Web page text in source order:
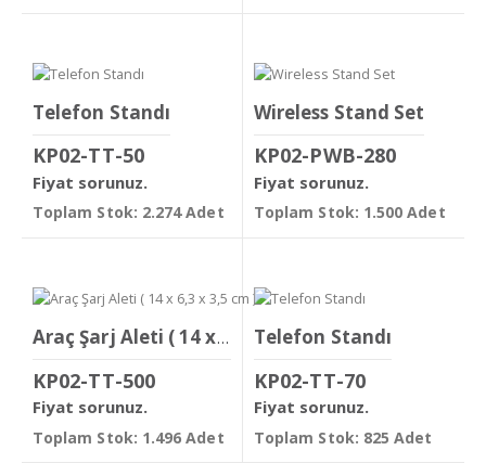
Telefon Standı
KP02-TT-50
Fiyat sorunuz.
Toplam Stok: 2.274 Adet
Wireless Stand Set
KP02-PWB-280
Fiyat sorunuz.
Toplam Stok: 1.500 Adet
Araç Şarj Aleti ( 14 x 6,3 x 3,5 cm )
KP02-TT-500
Fiyat sorunuz.
Toplam Stok: 1.496 Adet
Telefon Standı
KP02-TT-70
Fiyat sorunuz.
Toplam Stok: 825 Adet